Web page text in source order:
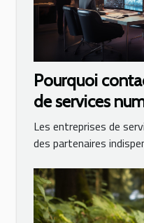
Pourquoi
de services
Les entreprises de
des partenaires